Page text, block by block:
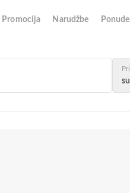
Promocija Narudžbe Ponude